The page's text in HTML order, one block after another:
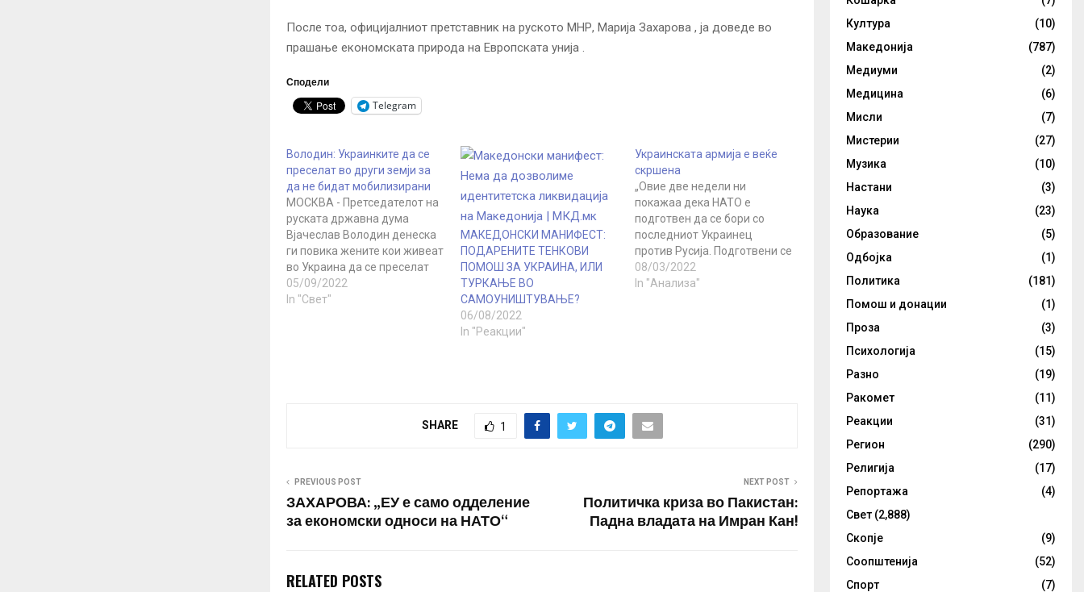
После тоа, официјалниот претставник на руското МНР, Марија Захарова , ја доведе во
прашање економската природа на Европската унија .
Сподели
Telegram
Володин: Украинките да се
преселат во други земји за
да не бидат мобилизирани
МОСКВА - Претседателот на
руската државна дума
Вјачеслав Володин денеска
ги повика жените кои живеат
во Украина да се преселат
во која било друга земја за
да не бидат мобилизирани и
05/09/2022
In "Свет"
МАКЕДОНСКИ МАНИФЕСТ:
ПОДАРЕНИТЕ ТЕНКОВИ
ПОМОШ ЗА УКРАИНА, ИЛИ
ТУРКАЊЕ ВО
САМОУНИШТУВАЊЕ?
06/08/2022
In "Реакции"
Украинската армија е веќе
скршена
„Овие две недели ни
покажаа дека НАТО е
подготвен да се бори со
последниот Украинец
против Русија. Подготвени се
да се случи целосна човечка
трагедија за да продолжи
08/03/2022
In "Анализа"
SHARE 1
PREVIOUS POST
ЗАХАРОВА: „ЕУ е само одделение
за економски односи на НАТО“
NEXT POST
Политичка криза во Пакистан:
Падна владата на Имран Кан!
RELATED POSTS
Култура
(10)
Македонија
(787)
Медиуми
(2)
Медицина
(6)
Мисли
(7)
Мистерии
(27)
Музика
(10)
Настани
(3)
Наука
(23)
Образование
(5)
Одбојка
(1)
Политика
(181)
Помош и донации
(1)
Проза
(3)
Психологија
(15)
Разно
(19)
Ракомет
(11)
Реакции
(31)
Регион
(290)
Религија
(17)
Репортажа
(4)
Свет (2,888)
Скопје
(9)
Соопштенија
(52)
Спорт
(7)